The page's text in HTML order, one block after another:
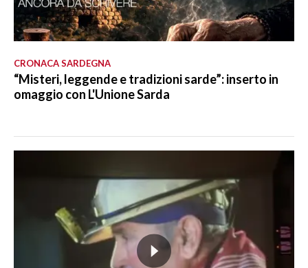
CRONACA SARDEGNA
“Misteri, leggende e tradizioni sarde”: inserto in
omaggio con L'Unione Sarda